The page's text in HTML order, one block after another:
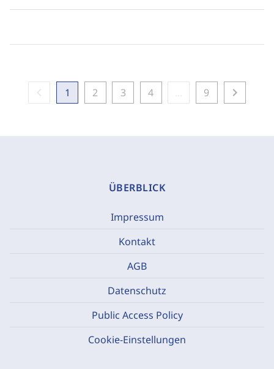
1 2 3 4 9 chevron_right
ÜBERBLICK
Impressum
Kontakt
AGB
Datenschutz
Public Access Policy
Cookie-Einstellungen